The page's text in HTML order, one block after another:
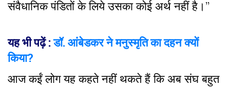
संवैधानिक पंडितों के लिये उसका कोई अर्थ नहीं है।”
यह भी पढ़ें :डॉ. आंबेडकर ने मनुस्मृति का दहन क्यों
किया?
आज कईं लोग यह कहते नहीं थकते हैं कि अब संघ बहुत